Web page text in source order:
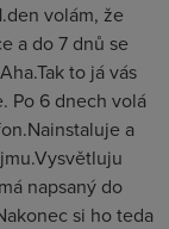
volám, že
a do 7 dnů se
to já vás
Po 6 dnech volá
a
napsaný do
si ho teda